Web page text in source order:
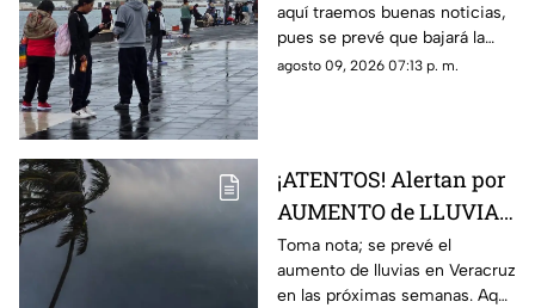
Veracruz
aquí traemos buenas noticias,
pues se prevé que bajará la
temperatura. En TV Azteca
agosto 09, 2026 07:13 p. m.
¡ATENTOS! Alertan por
AUMENTO de LLUVIAS
en Veracruz ¿A partir
de cuándo?
Toma nota; se prevé el
aumento de lluvias en Veracruz
en las próximas semanas. Aquí